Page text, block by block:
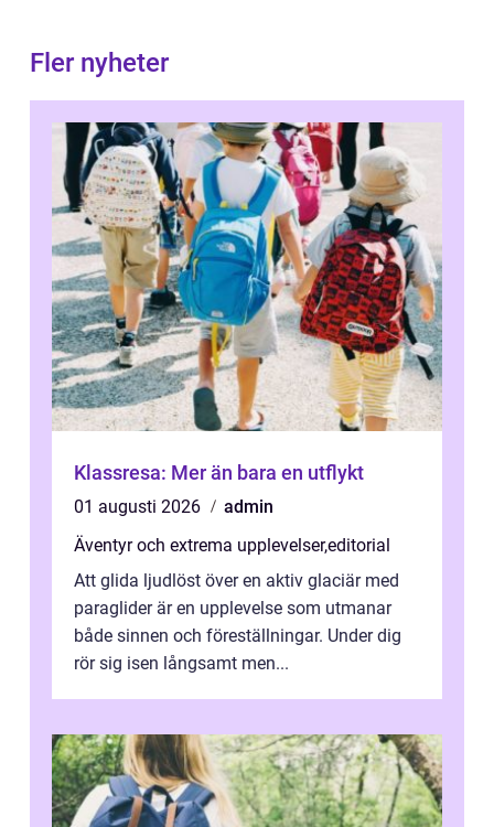
Fler nyheter
Klassresa: Mer än bara en utflykt
01 augusti 2026
admin
Äventyr och extrema upplevelser,editorial
Att glida ljudlöst över en aktiv glaciär med
paraglider är en upplevelse som utmanar
både sinnen och föreställningar. Under dig
rör sig isen långsamt men...